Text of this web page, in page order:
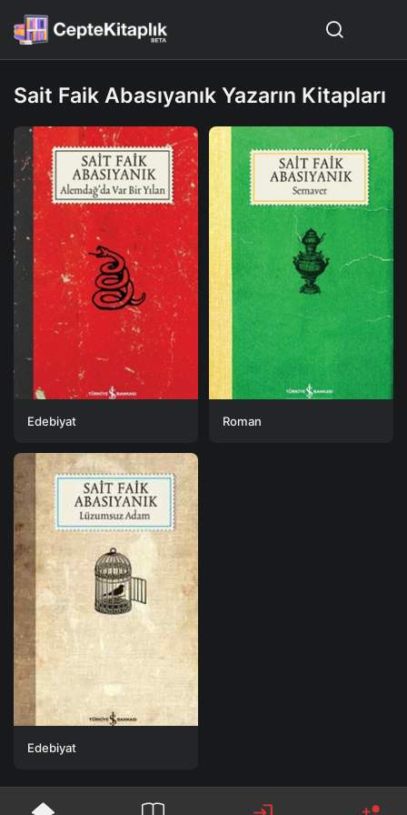
Sait Faik Abasıyanık Yazarın Kitapları
Edebiyat Roman
Edebiyat